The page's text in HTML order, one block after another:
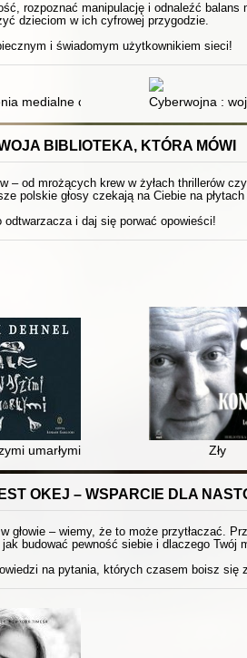
rozpoznać manipulację i odnaleźć
dzieciom w ich cyfrowej przygodzie.
i świadomym użytkownikiem sieci!
medialne czyli O patologicznym
Cyberwojna :
BIBLIOTEKA, KTÓRA MÓWI
od mrożących krew w żyłach thrillerów
polskie głosy czekają na Ciebie na płytach
odtwarzacza i daj się porwać opowieści!
umarłymi Zły
OKEJ – WSPARCIE DLA
– wiemy, że to może przytłaczać.
budować pewność siebie i dlaczego Twój
na pytania, których czasem boisz się